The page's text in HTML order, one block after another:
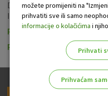
Detaljnije o svemu možete
linkovima:
Politika o zaštiti podataka -
Politika o zaštiti podataka -
možete promijeniti na
prihvatiti sve ili samo
informacije o kolačićima i
Prihvati
Prihvaćam